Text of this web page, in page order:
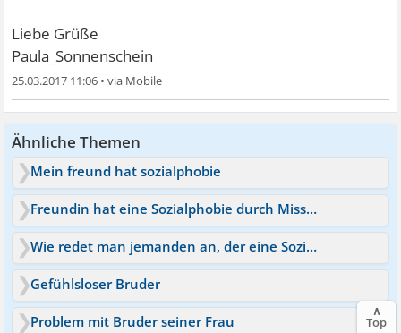
Liebe Grüße
Paula_Sonnenschein
25.03.2017 11:06 •
Ähnliche Themen
Mein freund hat sozialphobie
Freundin hat eine Sozialphobie durch Misshandlung
Wie redet man jemanden an, der eine Sozialphobie hat?
Gefühlsloser Bruder
Problem mit Bruder seiner Frau
∧
Top